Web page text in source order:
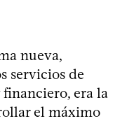
nueva,
servicios de
era la
el máximo